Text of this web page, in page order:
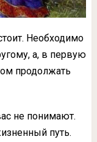
Необходимо
а, в первую
продолжать
не понимают.
путь.